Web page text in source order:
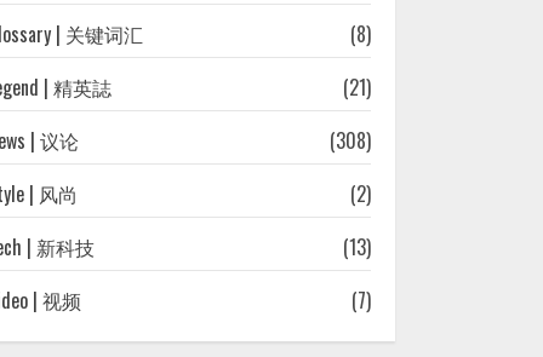
| 关键词汇
(8)
| 精英誌
(21)
| 议论
(308)
| 风尚
(2)
| 新科技
(13)
| 视频
(7)